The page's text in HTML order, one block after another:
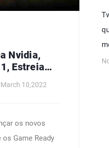
Nvidia,
Estreiam
De Anti-
March 10,2022
os novos
Game Ready